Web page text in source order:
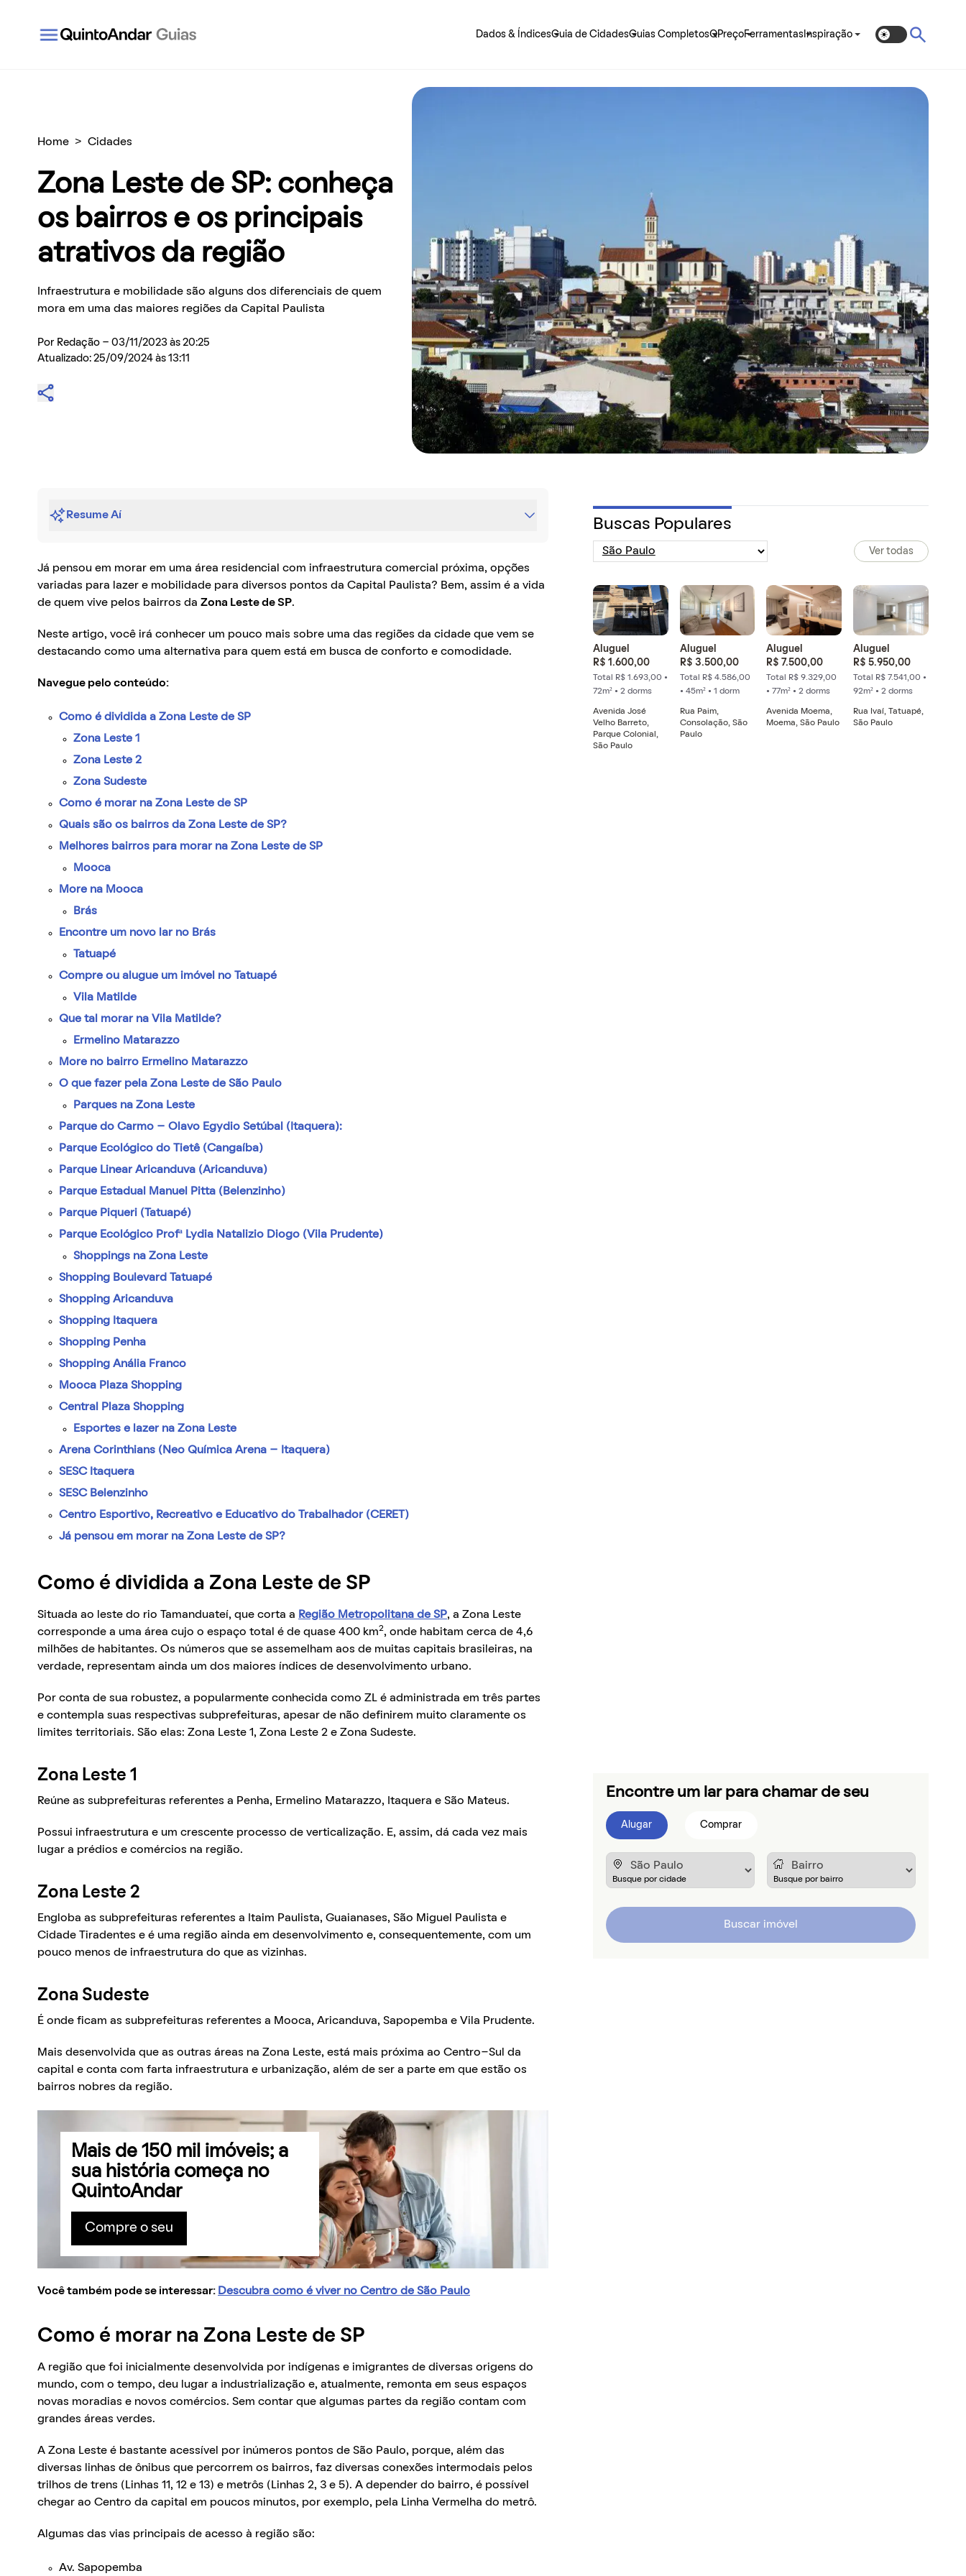
Dados & ÍndicesGuia de CidadesGuias CompletosQPreçoFerramentas Inspiração
Home > Cidades
Zona Leste de SP: conheça
os bairros e os principais
atrativos da região
Infraestrutura e mobilidade são alguns dos diferenciais de quem
mora em uma das maiores regiões da Capital Paulista
Por Redação - 03/11/2023 às 20:25
Atualizado: 25/09/2024 às 13:11
Resume Aí
Já pensou em morar em uma área residencial com infraestrutura comercial próxima, opções
variadas para lazer e mobilidade para diversos pontos da Capital Paulista? Bem, assim é a vida
de quem vive pelos bairros da Zona Leste de SP.
Neste artigo, você irá conhecer um pouco mais sobre uma das regiões da cidade que vem se
destacando como uma alternativa para quem está em busca de conforto e comodidade.
Navegue pelo conteúdo:
Como é dividida a Zona Leste de SP
Zona Leste 1
Zona Leste 2
Zona Sudeste
Como é morar na Zona Leste de SP
Quais são os bairros da Zona Leste de SP?
Melhores bairros para morar na Zona Leste de SP
Mooca
More na Mooca
Brás
Encontre um novo lar no Brás
Tatuapé
Compre ou alugue um imóvel no Tatuapé
Vila Matilde
Que tal morar na Vila Matilde?
Ermelino Matarazzo
More no bairro Ermelino Matarazzo
O que fazer pela Zona Leste de São Paulo
Parques na Zona Leste
Parque do Carmo – Olavo Egydio Setúbal (Itaquera):
Parque Ecológico do Tietê (Cangaíba)
Parque Linear Aricanduva (Aricanduva)
Parque Estadual Manuel Pitta (Belenzinho)
Parque Piqueri (Tatuapé)
Parque Ecológico Profª Lydia Natalizio Diogo (Vila Prudente)
Shoppings na Zona Leste
Shopping Boulevard Tatuapé
Shopping Aricanduva
Shopping Itaquera
Shopping Penha
Shopping Anália Franco
Mooca Plaza Shopping
Central Plaza Shopping
Esportes e lazer na Zona Leste
Arena Corinthians (Neo Química Arena – Itaquera)
SESC Itaquera
SESC Belenzinho
Centro Esportivo, Recreativo e Educativo do Trabalhador (CERET)
Já pensou em morar na Zona Leste de SP?
Como é dividida a Zona Leste de SP
Situada ao leste do rio Tamanduateí, que corta a Região Metropolitana de SP, a Zona Leste
corresponde a uma área cujo o espaço total é de quase 400 km2, onde habitam cerca de 4,6
milhões de habitantes. Os números que se assemelham aos de muitas capitais brasileiras, na
verdade, representam ainda um dos maiores índices de desenvolvimento urbano.
Por conta de sua robustez, a popularmente conhecida como ZL é administrada em três partes
e contempla suas respectivas subprefeituras, apesar de não definirem muito claramente os
limites territoriais. São elas: Zona Leste 1, Zona Leste 2 e Zona Sudeste.
Zona Leste 1
Reúne as subprefeituras referentes a Penha, Ermelino Matarazzo, Itaquera e São Mateus.
Possui infraestrutura e um crescente processo de verticalização. E, assim, dá cada vez mais
lugar a prédios e comércios na região.
Zona Leste 2
Engloba as subprefeituras referentes a Itaim Paulista, Guaianases, São Miguel Paulista e
Cidade Tiradentes e é uma região ainda em desenvolvimento e, consequentemente, com um
pouco menos de infraestrutura do que as vizinhas.
Zona Sudeste
É onde ficam as subprefeituras referentes a Mooca, Aricanduva, Sapopemba e Vila Prudente.
Mais desenvolvida que as outras áreas na Zona Leste, está mais próxima ao Centro-Sul da
capital e conta com farta infraestrutura e urbanização, além de ser a parte em que estão os
bairros nobres da região.
Mais de 150 mil imóveis; a
sua história começa no
QuintoAndar
Compre o seu
Você também pode se interessar: Descubra como é viver no Centro de São Paulo
Como é morar na Zona Leste de SP
A região que foi inicialmente desenvolvida por indígenas e imigrantes de diversas origens do
mundo, com o tempo, deu lugar a industrialização e, atualmente, remonta em seus espaços
novas moradias e novos comércios. Sem contar que algumas partes da região contam com
grandes áreas verdes.
A Zona Leste é bastante acessível por inúmeros pontos de São Paulo, porque, além das
diversas linhas de ônibus que percorrem os bairros, faz diversas conexões intermodais pelos
trilhos de trens (Linhas 11, 12 e 13) e metrôs (Linhas 2, 3 e 5). A depender do bairro, é possível
chegar ao Centro da capital em poucos minutos, por exemplo, pela Linha Vermelha do metrô.
Algumas das vias principais de acesso à região são:
Av. Sapopemba
Encontre um lar para chamar de seu
Alugar Comprar
Buscar imóvel
Buscas Populares
Ver todas
Aluguel
R$ 1.600,00
Total R$ 1.693,00 •
72m² • 2 dorms
Avenida José
Velho Barreto,
Parque Colonial,
São Paulo
Aluguel
R$ 3.500,00
Total R$ 4.586,00
• 45m² • 1 dorm
Rua Paim,
Consolação, São
Paulo
Aluguel
R$ 7.500,00
Total R$ 9.329,00
• 77m² • 2 dorms
Avenida Moema,
Moema, São Paulo
Aluguel
R$ 5.950,00
Total R$ 7.541,00 •
92m² • 2 dorms
Rua Ivaí, Tatuapé,
São Paulo